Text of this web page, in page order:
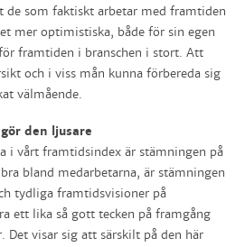
de som faktiskt arbetar med framtiden
mer optimistiska, både för sin egen
framtiden i branschen i stort. Att
och i viss mån kunna förbereda sig
välmående.
den ljusare
i vårt framtidsindex är stämningen på
bland medarbetarna, är stämningen
tydliga framtidsvisioner på
ett lika så gott tecken på framgång
Det visar sig att särskilt på den här